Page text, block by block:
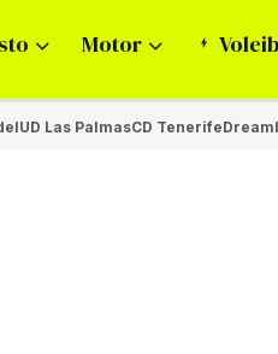
Motor
UD Las PalmasCD Tenerife